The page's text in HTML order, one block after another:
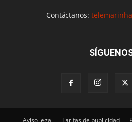
Contáctanos:
Aviso legal Tarifas de publicidad